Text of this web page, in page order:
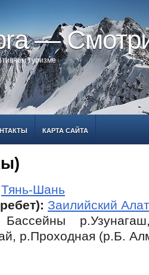
—
туризме
КАРТА САЙТА
Тянь-Шань
Заилийский
Бассейны
р.Проходная (р.Б.